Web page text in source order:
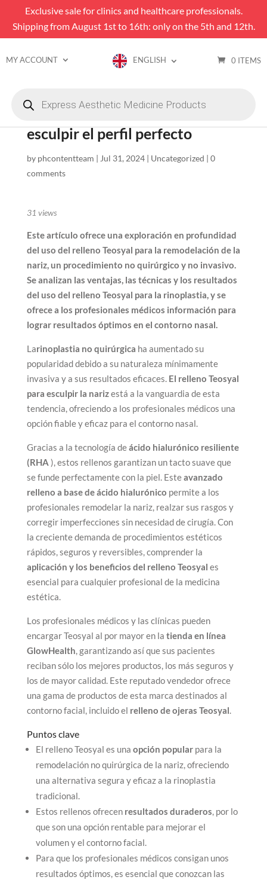
Exclusive sale for clinics and healthcare professionals.
Shipping from August 1st to 16th: only on the 5th and 12th.
MY ACCOUNT ENGLISH 0 ITEMS
search
Teosyal Filler para nariz:
esculpir el perfil perfecto
by phcontentteam | Jul 31, 2024| Uncategorized | 0
comments
31 views
Este artículo ofrece una exploración en profundidad
del uso del relleno Teosyal para la remodelación de la
nariz, un procedimiento no quirúrgico y no invasivo.
Se analizan las ventajas, las técnicas y los resultados
del uso del relleno Teosyal para la rinoplastia, y se
ofrece a los profesionales médicos información para
lograr resultados óptimos en el contorno nasal.
Larinoplastia no quirúrgica ha aumentado su
popularidad debido a su naturaleza mínimamente
invasiva y a sus resultados eficaces. El relleno Teosyal
para esculpir la narizestá a la vanguardia de esta
tendencia, ofreciendo a los profesionales médicos una
opción fiable y eficaz para el contorno nasal.
Gracias a la tecnología deácido hialurónico resiliente
(RHA ), estos rellenos garantizan un tacto suave que
se funde perfectamente con la piel. Esteavanzado
relleno a base de ácido hialurónico permite a los
profesionales remodelar la nariz, realzar sus rasgos y
corregir imperfecciones sin necesidad de cirugía. Con
la creciente demanda de procedimientos estéticos
rápidos, seguros y reversibles, comprender la
aplicación y los beneficios del relleno Teosyal es
esencial para cualquier profesional de la medicina
estética.
Los profesionales médicos y las clínicas pueden
encargar Teosyal al por mayor en la tienda en línea
GlowHealth, garantizando así que sus pacientes
reciban sólo los mejores productos, los más seguros y
los de mayor calidad. Este reputado vendedor ofrece
una gama de productos de esta marca destinados al
contorno facial, incluido el relleno de ojeras Teosyal.
Puntos clave
El relleno Teosyal es una opción popularpara la
remodelación no quirúrgica de la nariz, ofreciendo
una alternativa segura y eficaz a la rinoplastia
tradicional.
Estos rellenos ofrecen resultados duraderos, por lo
que son una opción rentable para mejorar el
volumen y el contorno facial.
Para que los profesionales médicos consigan unos
resultados óptimos, es esencial que conozcan las